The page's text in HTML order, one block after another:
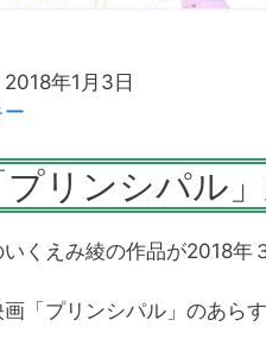
年1月3日
ー
プリンシパル
いくえみ綾の作品が2018年
「プリンシパル」のあら